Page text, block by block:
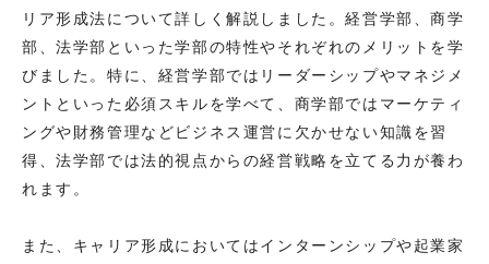
リア形成法について詳しく解説しました。経営学部、商学
部、法学部といった学部の特性やそれぞれのメリットを学
びました。特に、経営学部ではリーダーシップやマネジメ
ントといった必須スキルを学べて、商学部ではマーケティ
ングや財務管理などビジネス運営に欠かせない知識を習
得、法学部では法的視点からの経営戦略を立てる力が養わ
れます。
また、キャリア形成においてはインターンシップや起業家